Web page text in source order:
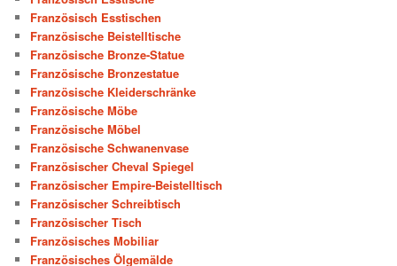
Französisch Esstischen
Französische Beistelltische
Französische Bronze-Statue
Französische Bronzestatue
Französische Kleiderschränke
Französische Möbe
Französische Möbel
Französische Schwanenvase
Französischer Cheval Spiegel
Französischer Empire-Beistelltisch
Französischer Schreibtisch
Französischer Tisch
Französisches Mobiliar
Französisches Ölgemälde